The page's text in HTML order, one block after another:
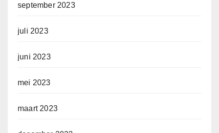
september 2023
juli 2023
juni 2023
mei 2023
maart 2023